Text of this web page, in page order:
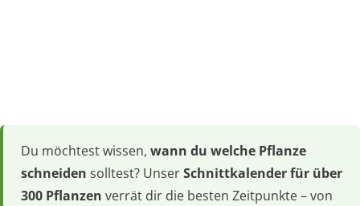
Du möchtest wissen, wann du welche Pflanze
schneiden solltest? UnserSchnittkalender für über
300 Pflanzen verrät dir die besten Zeitpunkte – von